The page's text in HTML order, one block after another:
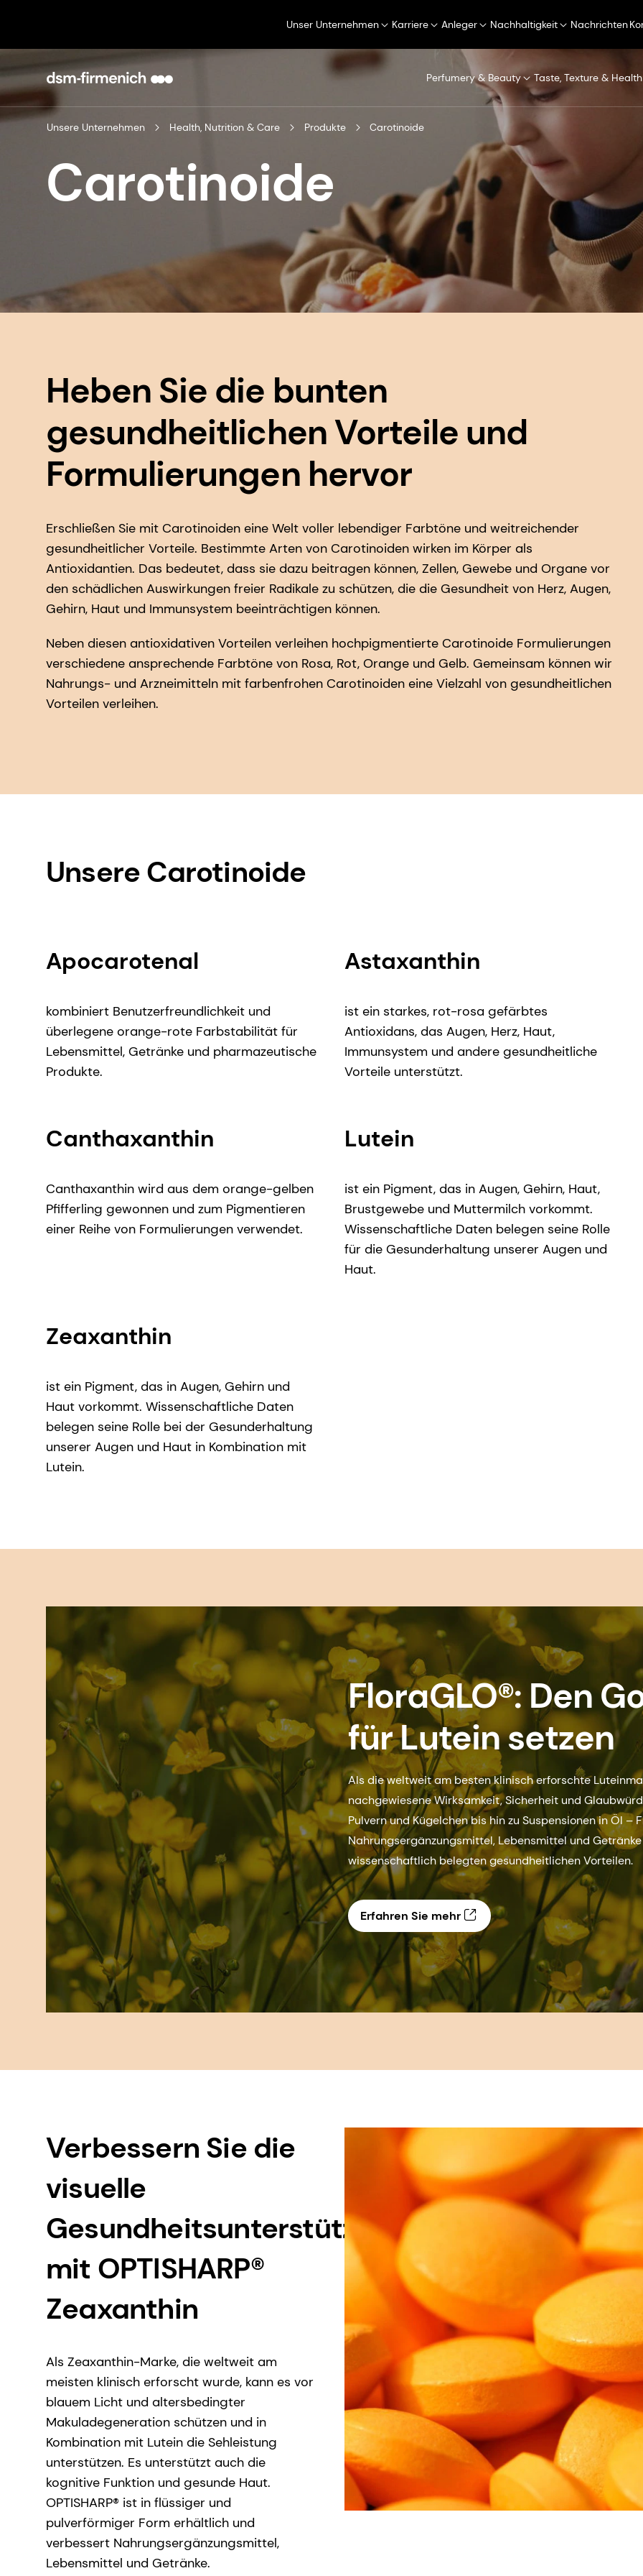
Unser Unternehmen Karriere Anleger Nachhaltigkeit Nachrichten
Perfumery & Beauty Taste, Texture & Health
Unsere Unternehmen Health, Nutrition & Care Produkte Carotinoide
Carotinoide
Heben Sie die bunten
gesundheitlichen Vorteile und
Formulierungen hervor
Erschließen Sie mit Carotinoiden eine Welt voller lebendiger Farbtöne und weitreichender
gesundheitlicher Vorteile. Bestimmte Arten von Carotinoiden wirken im Körper als
Antioxidantien. Das bedeutet, dass sie dazu beitragen können, Zellen, Gewebe und Organe vor
den schädlichen Auswirkungen freier Radikale zu schützen, die die Gesundheit von Herz, Augen,
Gehirn, Haut und Immunsystem beeinträchtigen können.
Neben diesen antioxidativen Vorteilen verleihen hochpigmentierte Carotinoide Formulierungen
verschiedene ansprechende Farbtöne von Rosa, Rot, Orange und Gelb. Gemeinsam können wir
Nahrungs- und Arzneimitteln mit farbenfrohen Carotinoiden eine Vielzahl von gesundheitlichen
Vorteilen verleihen.
Unsere Carotinoide
Apocarotenal
kombiniert Benutzerfreundlichkeit und
überlegene orange-rote Farbstabilität für
Lebensmittel, Getränke und pharmazeutische
Produkte.
Astaxanthin
ist ein starkes, rot-rosa gefärbtes
Antioxidans, das Augen, Herz, Haut,
Immunsystem und andere gesundheitliche
Vorteile unterstützt.
Canthaxanthin
Canthaxanthin wird aus dem orange-gelben
Pfifferling gewonnen und zum Pigmentieren
einer Reihe von Formulierungen verwendet.
Lutein
ist ein Pigment, das in Augen, Gehirn, Haut,
Brustgewebe und Muttermilch vorkommt.
Wissenschaftliche Daten belegen seine Rolle
für die Gesunderhaltung unserer Augen und
Haut.
Zeaxanthin
ist ein Pigment, das in Augen, Gehirn und
Haut vorkommt. Wissenschaftliche Daten
belegen seine Rolle bei der Gesunderhaltung
unserer Augen und Haut in Kombination mit
Lutein.
FloraGLO®: Den
für Lutein setzen
Als die weltweit am besten klinisch erforschte
nachgewiesene Wirksamkeit, Sicherheit und
Pulvern und Kügelchen bis hin zu Suspensionen in Öl –
Nahrungsergänzungsmittel, Lebensmittel und
wissenschaftlich belegten gesundheitlichen Vorteilen.
Erfahren Sie mehr
Verbessern Sie die
visuelle
Gesundheitsunterstützung
mit OPTISHARP®
Zeaxanthin
Als Zeaxanthin-Marke, die weltweit am
meisten klinisch erforscht wurde, kann es vor
blauem Licht und altersbedingter
Makuladegeneration schützen und in
Kombination mit Lutein die Sehleistung
unterstützen. Es unterstützt auch die
kognitive Funktion und gesunde Haut.
OPTISHARP® ist in flüssiger und
pulverförmiger Form erhältlich und
verbessert Nahrungsergänzungsmittel,
Lebensmittel und Getränke.